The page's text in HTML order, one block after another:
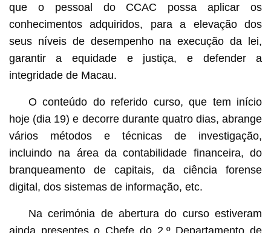
que o pessoal do CCAC possa aplicar os
conhecimentos adquiridos, para a elevação dos
seus níveis de desempenho na execução da lei,
garantir a equidade e justiça, e defender a
integridade de Macau.
O conteúdo do referido curso, que tem início
hoje (dia 19) e decorre durante quatro dias, abrange
vários métodos e técnicas de investigação,
incluindo na área da contabilidade financeira, do
branqueamento de capitais, da ciência forense
digital, dos sistemas de informação, etc.
Na cerimónia de abertura do curso estiveram
ainda presentes o Chefe do 2.º Departamento de